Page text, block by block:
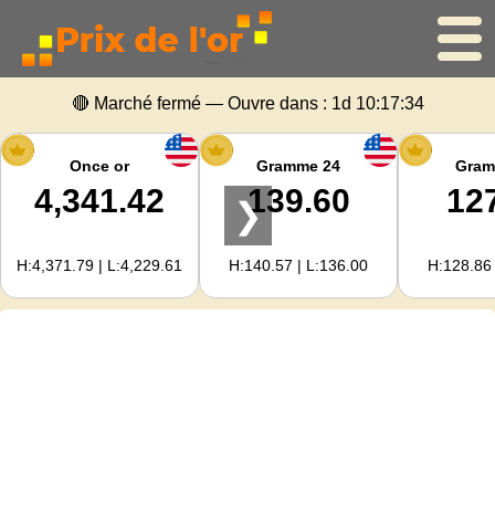
Accueil
Cours de l'or
Cours de l'argent
Calculateur d'or
🔴 Marché fermé — Ouvre dans : 1d 10:17:34
Once or
4,341.42
H:4,371.79 | L:4,229.61
Gramme 24
139.60
H:140.57 | L:136.00
❯